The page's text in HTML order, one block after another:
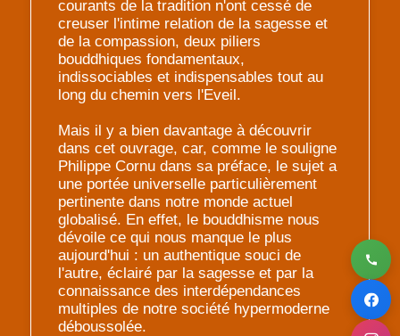
courants de la tradition n'ont cessé de
creuser l'intime relation de la sagesse et
de la compassion, deux piliers
bouddhiques fondamentaux,
indissociables et indispensables tout au
long du chemin vers l'Eveil.
Mais il y a bien davantage à découvrir
dans cet ouvrage, car, comme le souligne
Philippe Cornu dans sa préface, le sujet a
une portée universelle particulièrement
pertinente dans notre monde actuel
globalisé. En effet, le bouddhisme nous
dévoile ce qui nous manque le plus
aujourd'hui : un authentique souci de
l'autre, éclairé par la sagesse et par la
connaissance des interdépendances
multiples de notre société hypermoderne
déboussolée.